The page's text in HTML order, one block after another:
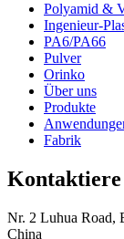
Polyamid &
Ingenieur-
PA6/PA66
Pulver
Orinko
Über uns
Produkte
Fabrik
Kontaktiere
Nr. 2 Luhua Road,
China